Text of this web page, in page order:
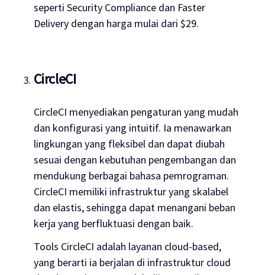
seperti Security Compliance dan Faster
Delivery dengan harga mulai dari $29.
CircleCI
CircleCI menyediakan pengaturan yang mudah
dan konfigurasi yang intuitif. Ia menawarkan
lingkungan yang fleksibel dan dapat diubah
sesuai dengan kebutuhan pengembangan dan
mendukung berbagai bahasa pemrograman.
CircleCI memiliki infrastruktur yang skalabel
dan elastis, sehingga dapat menangani beban
kerja yang berfluktuasi dengan baik.
Tools CircleCI adalah layanan cloud-based,
yang berarti ia berjalan di infrastruktur cloud